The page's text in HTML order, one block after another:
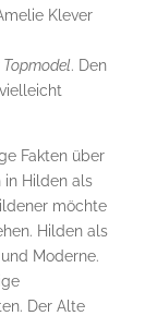
Klever
Topmodel. Den
Fakten über
Hilden als
möchte
Hilden als
Moderne.
Der Alte